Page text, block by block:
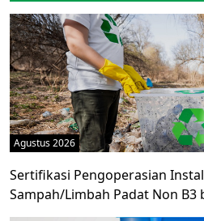
Agustus 2026
Sertifikasi Pengoperasian
Sampah/Limbah Padat Non B3